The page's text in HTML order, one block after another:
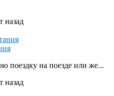
назад
поездку на поезде или же...
назад